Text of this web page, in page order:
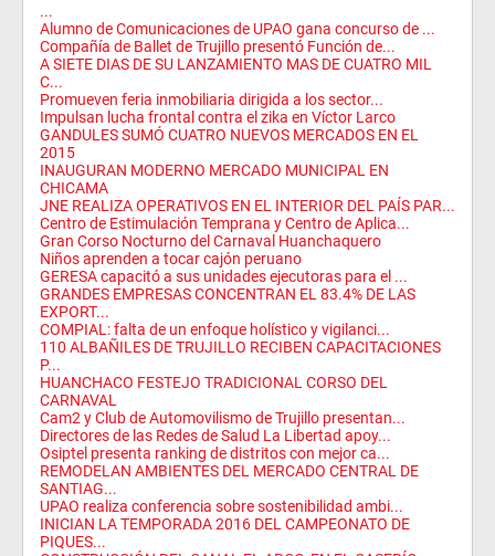
...
Alumno de Comunicaciones de UPAO gana concurso de ...
Compañía de Ballet de Trujillo presentó Función de...
A SIETE DIAS DE SU LANZAMIENTO MAS DE CUATRO MIL
C...
Promueven feria inmobiliaria dirigida a los sector...
Impulsan lucha frontal contra el zika en Víctor Larco
GANDULES SUMÓ CUATRO NUEVOS MERCADOS EN EL
2015
INAUGURAN MODERNO MERCADO MUNICIPAL EN
CHICAMA
JNE REALIZA OPERATIVOS EN EL INTERIOR DEL PAÍS PAR...
Centro de Estimulación Temprana y Centro de Aplica...
Gran Corso Nocturno del Carnaval Huanchaquero
Niños aprenden a tocar cajón peruano
GERESA capacitó a sus unidades ejecutoras para el ...
GRANDES EMPRESAS CONCENTRAN EL 83.4% DE LAS
EXPORT...
COMPIAL: falta de un enfoque holístico y vigilanci...
110 ALBAÑILES DE TRUJILLO RECIBEN CAPACITACIONES
P...
HUANCHACO FESTEJO TRADICIONAL CORSO DEL
CARNAVAL
Cam2 y Club de Automovilismo de Trujillo presentan...
Directores de las Redes de Salud La Libertad apoy...
Osiptel presenta ranking de distritos con mejor ca...
REMODELAN AMBIENTES DEL MERCADO CENTRAL DE
SANTIAG...
UPAO realiza conferencia sobre sostenibilidad ambi...
INICIAN LA TEMPORADA 2016 DEL CAMPEONATO DE
PIQUES...